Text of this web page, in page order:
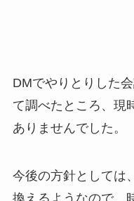
DMでやりとりした
て調べたところ、現
ありませんでした。
今後の方針としては